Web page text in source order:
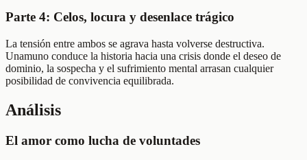
Parte 4: Celos, locura y desenlace trágico
La tensión entre ambos se agrava hasta volverse destructiva.
Unamuno conduce la historia hacia una crisis donde el deseo de
dominio, la sospecha y el sufrimiento mental arrasan cualquier
posibilidad de convivencia equilibrada.
Análisis
El amor como lucha de voluntades